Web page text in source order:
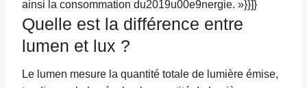
ainsi la consommation du2019u00e9nergie. »}}]}
Quelle est la différence entre
lumen et lux ?
Le lumen mesure la quantité totale de lumière émise,